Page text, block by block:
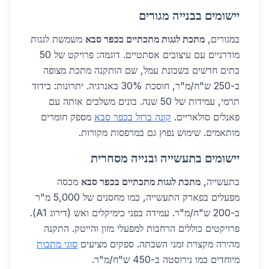
יישומים בבנייה מגורים
במגורים, מתכת לגגות מתכתיים בכפר סבא משמשת לגגות
מודרניים עם עיצובים אסתטיים. דוגמה: פרויקט של 50
בתים חדשים בשכונת עמל, שם הותקנה מתכת מצופה
ב-250 ש"ח/מ"ר, חוסכת 30% באנרגיה. יתרונות: בידוד
תרמי, עמידות של 50 שנה. בונים משלבים אותה עם
פאנלים סולאריים. קונה ברזל בכפר סבא מספק חומרים
מותאמים. שימוש נפוץ גם במרפסות מקורות.
יישומים בתעשייה ובנייה מסחרית
בתעשייה, מתכת לגגות מתכתיים בכפר סבא מכסה
מפעלים בפארק התעשייה, כמו מחסנים של 5,000 מ"ר
ב-200 ש"ח/מ"ר. עמידה בפני כימיקלים ואש (דירוג A1).
פרויקטים כוללים הרחבות למפעלי מזון והייטק. התקנה
מהירה מקצרת זמני השבתה. ספקים מציעים סוגי מתכות
מיוחדים כמו נירוסטה ב-450 ש"ח/מ"ר.